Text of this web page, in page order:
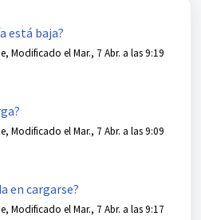
está baja?
Modificado el Mar., 7 Abr. a las 9:19
Modificado el Mar., 7 Abr. a las 9:09
en cargarse?
Modificado el Mar., 7 Abr. a las 9:17